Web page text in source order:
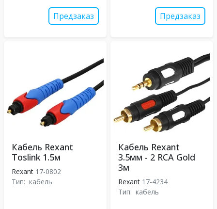
Предзаказ Предзаказ
Кабель Rexant
Toslink 1.5м
Rexant 17-0802
Тип: кабель
Кабель Rexant
3.5мм - 2 RCA Gold
3м
Rexant 17-4234
Тип: кабель